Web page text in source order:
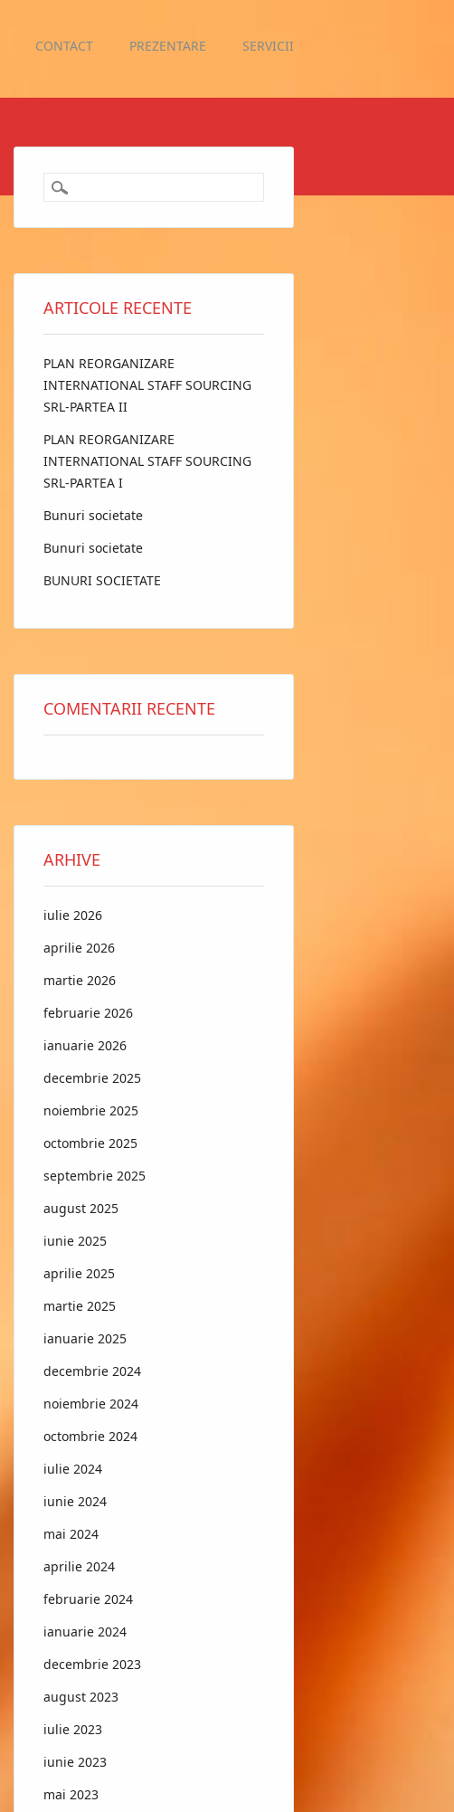
CONTACT PREZENTARE SERVICII
ARTICOLE RECENTE
PLAN REORGANIZARE
INTERNATIONAL STAFF SOURCING
SRL-PARTEA II
PLAN REORGANIZARE
INTERNATIONAL STAFF SOURCING
SRL-PARTEA I
Bunuri societate
Bunuri societate
BUNURI SOCIETATE
COMENTARII RECENTE
ARHIVE
iulie 2026
aprilie 2026
martie 2026
februarie 2026
ianuarie 2026
decembrie 2025
noiembrie 2025
octombrie 2025
septembrie 2025
august 2025
iunie 2025
aprilie 2025
martie 2025
ianuarie 2025
decembrie 2024
noiembrie 2024
octombrie 2024
iulie 2024
iunie 2024
mai 2024
aprilie 2024
februarie 2024
ianuarie 2024
decembrie 2023
august 2023
iulie 2023
iunie 2023
mai 2023